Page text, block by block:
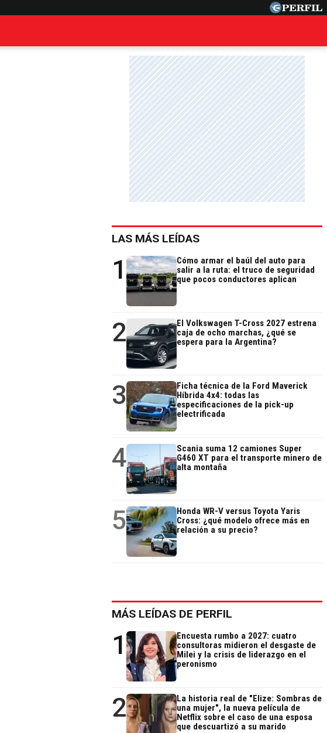
LAS MÁS LEÍDAS
1
Cómo armar el baúl del auto para
salir a la ruta: el truco de seguridad
que pocos conductores aplican
2
El Volkswagen T-Cross 2027 estrena
caja de ocho marchas, ¿qué se
espera para la Argentina?
3
Ficha técnica de la Ford Maverick
Híbrida 4x4: todas las
especificaciones de la pick-up
electrificada
4
Scania suma 12 camiones Super
G460 XT para el transporte minero de
alta montaña
5
Honda WR-V versus Toyota Yaris
Cross: ¿qué modelo ofrece más en
relación a su precio?
MÁS LEÍDAS DE PERFIL
1
Encuesta rumbo a 2027: cuatro
consultoras midieron el desgaste de
Milei y la crisis de liderazgo en el
peronismo
2
La historia real de "Elize: Sombras de
una mujer", la nueva película de
Netflix sobre el caso de una esposa
que descuartizó a su marido